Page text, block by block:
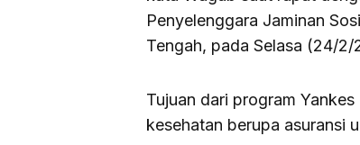
Penyelenggara Jaminan
Tengah, pada Selasa (24/2/
Tujuan dari program
kesehatan berupa asuransi